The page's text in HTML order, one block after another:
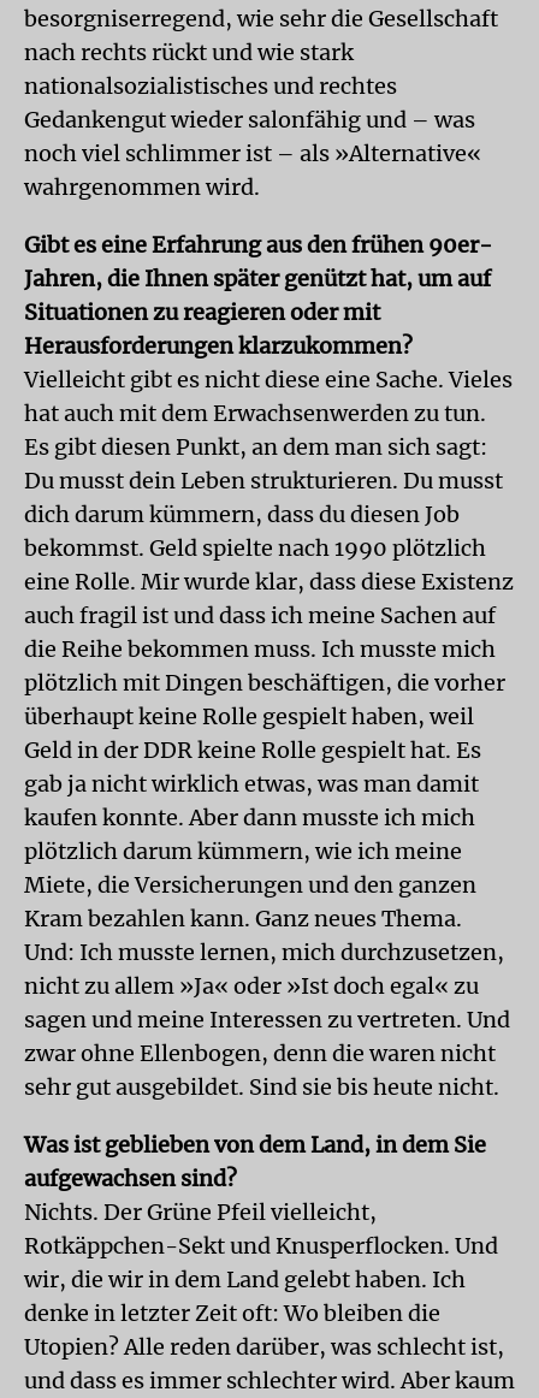
besorgniserregend, wie sehr die Gesellschaft
nach rechts rückt und wie stark
nationalsozialistisches und rechtes
Gedankengut wieder salonfähig und – was
noch viel schlimmer ist – als »Alternative«
wahrgenommen wird.
Gibt es eine Erfahrung aus den frühen 90er-
Jahren, die Ihnen später genützt hat, um auf
Situationen zu reagieren oder mit
Herausforderungen klarzukommen?
Vielleicht gibt es nicht diese eine Sache. Vieles
hat auch mit dem Erwachsenwerden zu tun.
Es gibt diesen Punkt, an dem man sich sagt:
Du musst dein Leben strukturieren. Du musst
dich darum kümmern, dass du diesen Job
bekommst. Geld spielte nach 1990 plötzlich
eine Rolle. Mir wurde klar, dass diese Existenz
auch fragil ist und dass ich meine Sachen auf
die Reihe bekommen muss. Ich musste mich
plötzlich mit Dingen beschäftigen, die vorher
überhaupt keine Rolle gespielt haben, weil
Geld in der DDR keine Rolle gespielt hat. Es
gab ja nicht wirklich etwas, was man damit
kaufen konnte. Aber dann musste ich mich
plötzlich darum kümmern, wie ich meine
Miete, die Versicherungen und den ganzen
Kram bezahlen kann. Ganz neues Thema.
Und: Ich musste lernen, mich durchzusetzen,
nicht zu allem »Ja« oder »Ist doch egal« zu
sagen und meine Interessen zu vertreten. Und
zwar ohne Ellenbogen, denn die waren nicht
sehr gut ausgebildet. Sind sie bis heute nicht.
Was ist geblieben von dem Land, in dem Sie
aufgewachsen sind?
Nichts. Der Grüne Pfeil vielleicht,
Rotkäppchen-Sekt und Knusperflocken. Und
wir, die wir in dem Land gelebt haben. Ich
denke in letzter Zeit oft: Wo bleiben die
Utopien? Alle reden darüber, was schlecht ist,
und dass es immer schlechter wird. Aber kaum